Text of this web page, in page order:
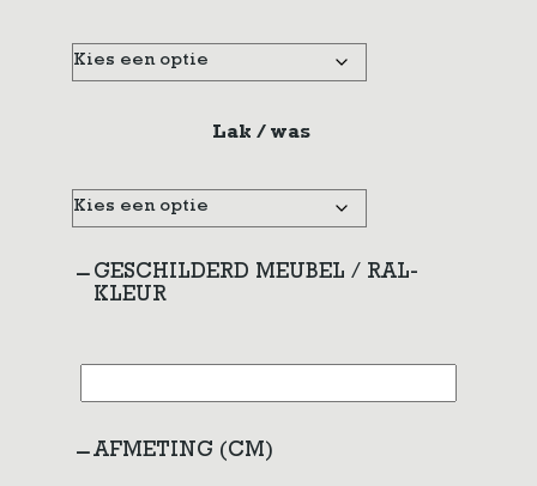
Lak / was
GESCHILDERD MEUBEL / RAL-
KLEUR
AFMETING (CM)